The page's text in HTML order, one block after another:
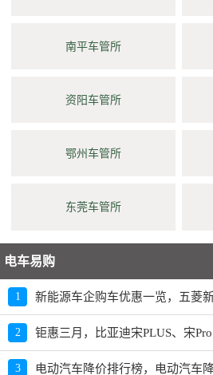
南平车管所
资阳车管所
鄂州车管所
东莞车管所
电车易购
1
2
3